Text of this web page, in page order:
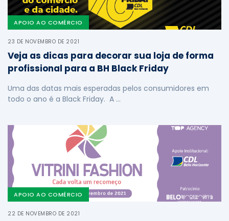
APOIO AO COMÉRCIO
23 DE NOVEMBRO DE 2021
Veja as dicas para decorar sua loja de forma
profissional para a BH Black Friday
Uma das datas mais esperadas pelos consumidores em
todo o ano é a Black Friday. A …
APOIO AO COMÉRCIO
22 DE NOVEMBRO DE 2021